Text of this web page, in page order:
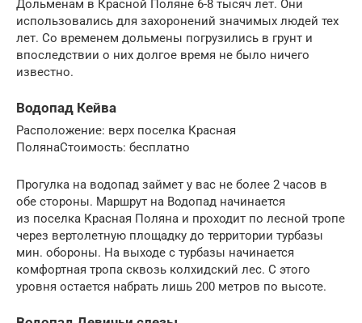
Дольменам в Красной Поляне 6-8 тысяч лет. Они
использовались для захоронений значимых людей тех
лет. Со временем дольмены погрузились в грунт и
впоследствии о них долгое время не было ничего
известно.
Водопад Кейва
Расположение: верх поселка Красная
ПолянаСтоимость: бесплатно
Прогулка на водопад займет у вас не более 2 часов в
обе стороны. Маршрут на Водопад начинается
из поселка Красная Поляна и проходит по лесной тропе
через вертолетную площадку до территории турбазы
мин. обороны. На выходе с турбазы начинается
комфортная тропа сквозь колхидский лес. С этого
уровня остается набрать лишь 200 метров по высоте.